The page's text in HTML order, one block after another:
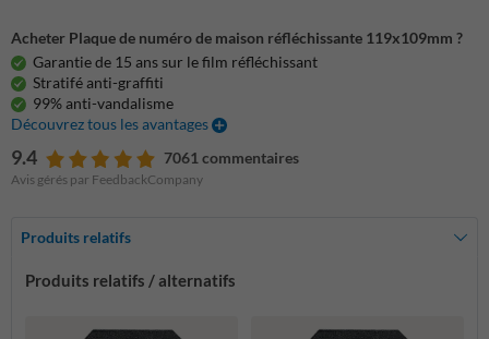
Acheter Plaque de numéro de maison réfléchissante 119x109mm ?
Garantie de 15 ans sur le film réfléchissant
Stratifé anti-graffiti
99% anti-vandalisme
Découvrez tous les avantages
9.4 7061 commentaires
Avis gérés par FeedbackCompany
Produits relatifs
Produits relatifs / alternatifs